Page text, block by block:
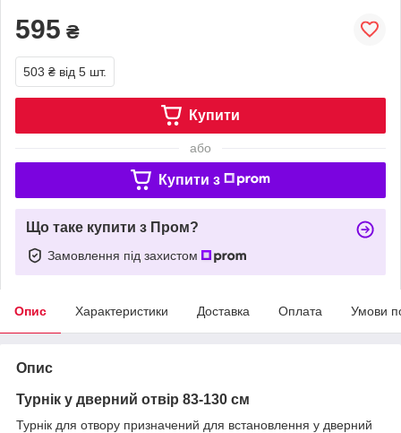
595 ₴
503 ₴ від 5 шт.
Купити
або
Купити з
Що таке купити з Пром?
Замовлення під захистом
Опис Характеристики Доставка Оплата Умови
Опис
Турнік у дверний отвір 83-130 см
Турнік для отвору призначений для встановлення у дверний